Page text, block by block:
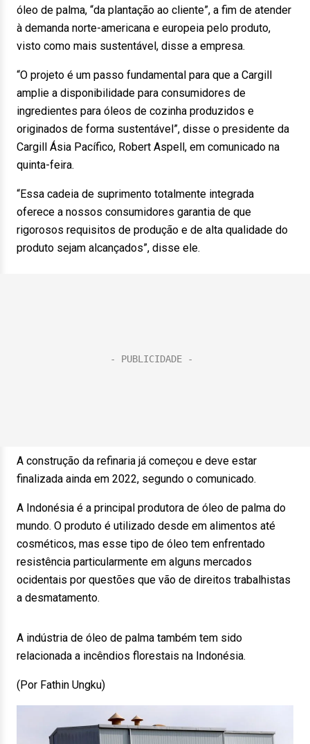
óleo de palma, “da plantação ao cliente”, a fim de atender
à demanda norte-americana e europeia pelo produto,
visto como mais sustentável, disse a empresa.
“O projeto é um passo fundamental para que a Cargill
amplie a disponibilidade para consumidores de
ingredientes para óleos de cozinha produzidos e
originados de forma sustentável”, disse o presidente da
Cargill Ásia Pacífico, Robert Aspell, em comunicado na
quinta-feira.
“Essa cadeia de suprimento totalmente integrada
oferece a nossos consumidores garantia de que
rigorosos requisitos de produção e de alta qualidade do
produto sejam alcançados”, disse ele.
A construção da refinaria já começou e deve estar
finalizada ainda em 2022, segundo o comunicado.
A Indonésia é a principal produtora de óleo de palma do
mundo. O produto é utilizado desde em alimentos até
cosméticos, mas esse tipo de óleo tem enfrentado
resistência particularmente em alguns mercados
ocidentais por questões que vão de direitos trabalhistas
a desmatamento.
A indústria de óleo de palma também tem sido
relacionada a incêndios florestais na Indonésia.
(Por Fathin Ungku)